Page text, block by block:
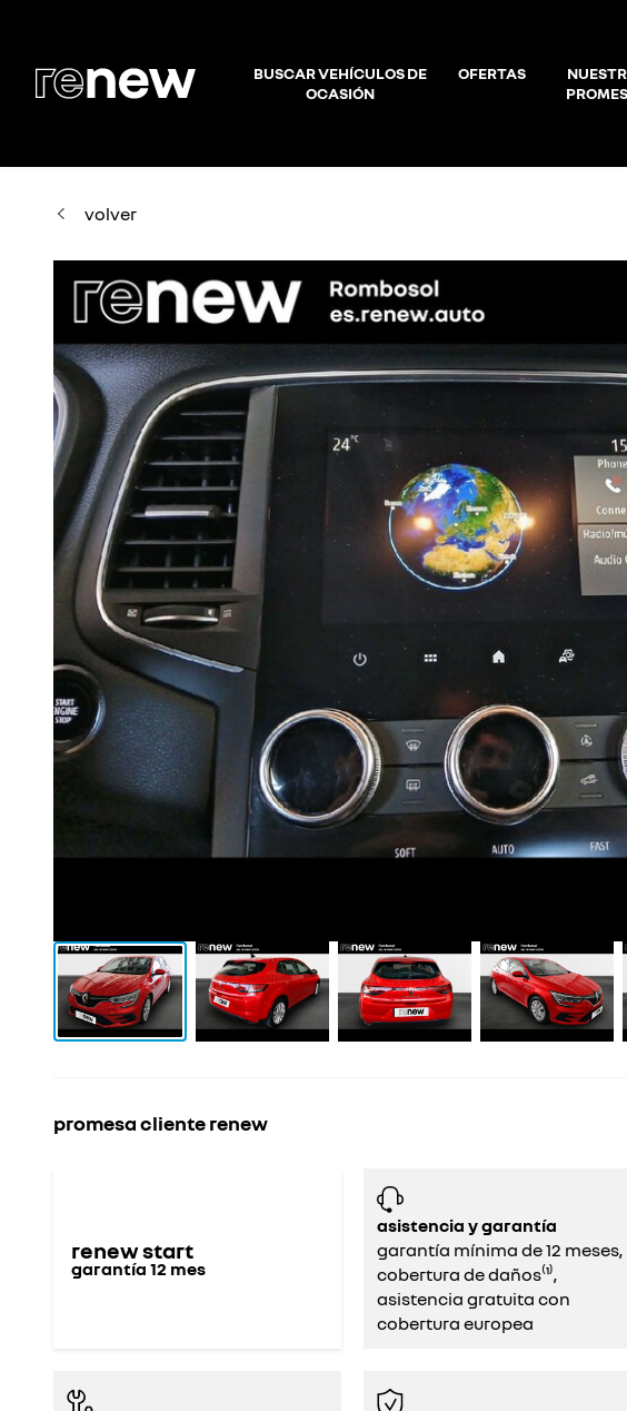
BUSCAR VEHÍCULOS DE
OCASIÓN
OFERTAS
volver
promesa cliente renew
renew start
garantía 12 mes
asistencia y garantía
garantía mínima de 12 meses,
cobertura de daños⁽¹⁾,
asistencia gratuita con
cobertura europea